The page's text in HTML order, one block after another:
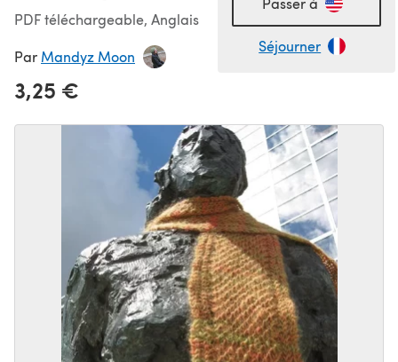
Séjourner
PDF téléchargeable, Anglais
Par Mandyz Moon
3,25 €